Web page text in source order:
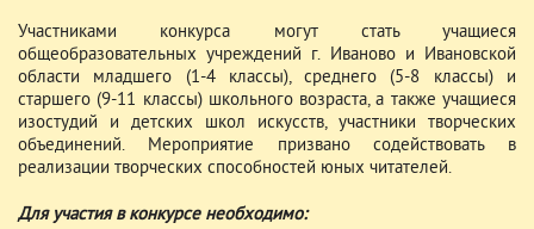
Участниками конкурса могут стать учащиеся
общеобразовательных учреждений г. Иваново и Ивановской
области младшего (1-4 классы), среднего (5-8 классы) и
старшего (9-11 классы) школьного возраста, а также учащиеся
изостудий и детских школ искусств, участники творческих
объединений. Мероприятие призвано содействовать в
реализации творческих способностей юных читателей.
Для участия в конкурсе необходимо: